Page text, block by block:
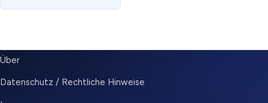
SUBMENU
Über
Datenschutz / Rechtliche Hinweise